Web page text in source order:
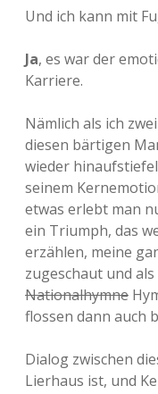
Und ich kann mit
Ja, es war der
Karriere.
Nämlich als ich
diesen bärtigen
wieder
seinem
etwas erlebt man
ein Triumph, das
erzählen, meine
zugeschaut und
Nationalhymne
flossen dann auch
Dialog zwischen
Lierhaus ist, und